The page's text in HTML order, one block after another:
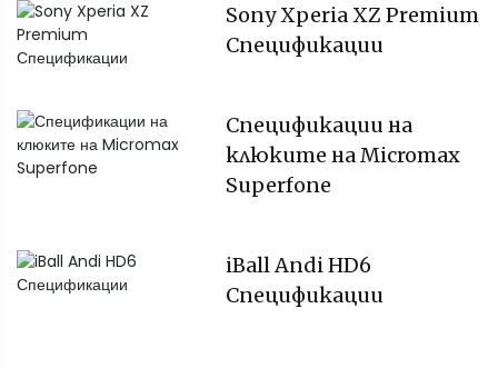
Sony Xperia XZ Premium
Спецификации
Спецификации на
клюките на Micromax
Superfone
iBall Andi HD6
Спецификации